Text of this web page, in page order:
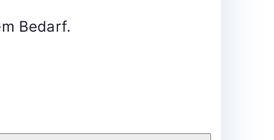
Bedarf.